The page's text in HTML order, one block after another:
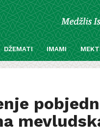
DŽEMATI IMAMI